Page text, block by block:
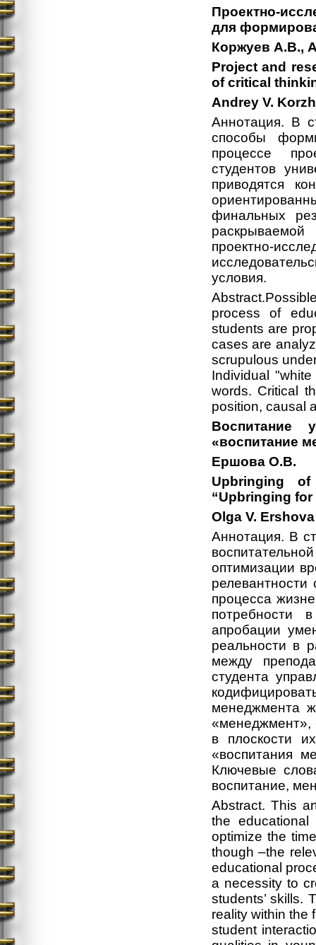
Проектно-
для
Коржуев А.В.,
Project and
of critical
Andrey V.
Аннотация. В
способы
процессе
студентов
приводятся
финальных
проектно-
условия.
process of
students are
cases are
scrupulous
Individual
words. Сritical
position, causal
Воспитание
«воспитание
Ершова О.В.
Upbringing
“Upbringing for
Olga V. Ershova
Аннотация. В
оптимизации
релевантности
процесса
потребности
апробации
реальности в
между
студента
менеджмента
«менеджмент»,
в плоскости
«воспитания
Ключевые
воспитание,
Abstract. This
the
optimize the
though –the
educational
a necessity to
students’ skills.
reality within the
student